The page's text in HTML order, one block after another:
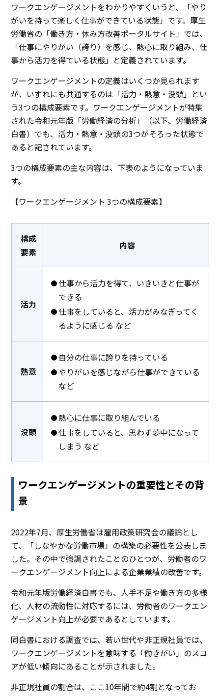
ワークエンゲージメントをわかりやすくいうと、「やり
がいを持って楽しく仕事ができている状態」です。厚生
労働省の「働き方・休み方改善ポータルサイト」では、
「仕事にやりがい（誇り）を感じ、熱心に取り組み、仕
事から活力を得ている状態」と定義されています。
ワークエンゲージメントの定義はいくつか見られます
が、いずれにも共通するのは「活力・熱意・没頭」とい
う3つの構成要素です。ワークエンゲージメントが特集
された令和元年版「労働経済の分析」（以下、労働経済
白書）でも、活力・熱意・没頭の3つがそろった状態で
あると記されています。
3つの構成要素の主な内容は、下表のようになっていま
す。
【ワークエンゲージメント 3つの構成要素】
構成
要素
内容
活力
仕事から活力を得て、いきいきと仕事が
できる
仕事をしていると、活力がみなぎってく
るように感じる など
熱意
自分の仕事に誇りを持っている
やりがいを感じながら仕事ができている
など
没頭
熱心に仕事に取り組んでいる
仕事をしていると、思わず夢中になって
しまう など
ワークエンゲージメントの重要性とその背
景
2022年7月、厚生労働省は雇用政策研究会の議論とし
て、「しなやかな労働市場」の構築の必要性を公表しま
した。その中で強調されたことのひとつが、労働者のワ
ークエンゲージメント向上による企業業績の改善です。
令和元年版労働経済白書でも、人手不足や働き方の多様
化、人材の流動性に対応するには、労働者のワークエン
ゲージメント向上が必要であるとしています。
同白書における調査では、若い世代や非正規社員では、
ワークエンゲージメントを意味する「働きがい」のスコ
アが低い傾向にあることが示されました。
非正規社員の割合は、ここ10年間で約4割となってお